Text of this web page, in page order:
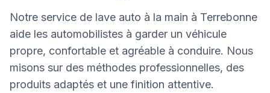
Notre service de lave auto à la main à Terrebonne
aide les automobilistes à garder un véhicule
propre, confortable et agréable à conduire. Nous
misons sur des méthodes professionnelles, des
produits adaptés et une finition attentive.